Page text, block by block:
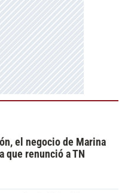
el negocio de Marina
que renunció a TN